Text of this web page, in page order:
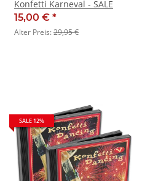
Konfetti Karneval - SALE
15,00 € *
Alter Preis:29,95 €
SALE 12%